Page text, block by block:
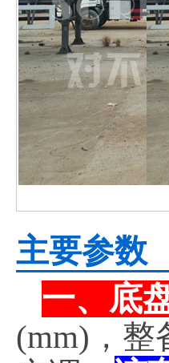
主要参数
一、底
(mm)，整